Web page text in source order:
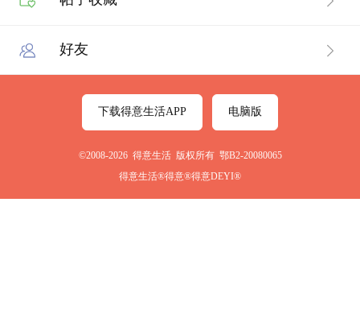
好友
下载得意生活APP 电脑版
©2008-2026 得意生活 版权所有 鄂B2-20080065
得意生活®得意®得意DEYI®